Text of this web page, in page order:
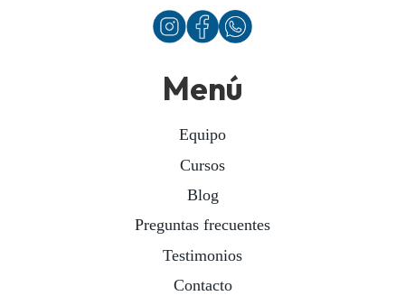
Menú
Equipo
Cursos
Blog
Preguntas frecuentes
Testimonios
Contacto